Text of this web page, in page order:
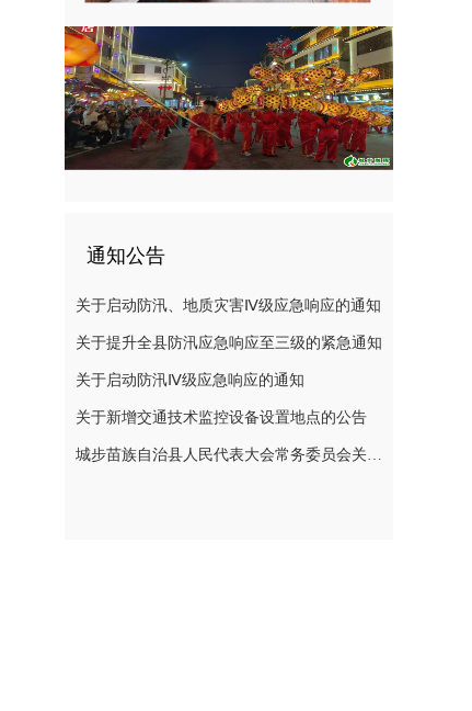
通知公告
关于启动防汛、地质灾害Ⅳ级应急响应的通知
关于提升全县防汛应急响应至三级的紧急通知
关于启动防汛Ⅳ级应急响应的通知
关于新增交通技术监控设备设置地点的公告
城步苗族自治县人民代表大会常务委员会关于刘玮副县长为城步苗族自治县人民政府代理县长的决定